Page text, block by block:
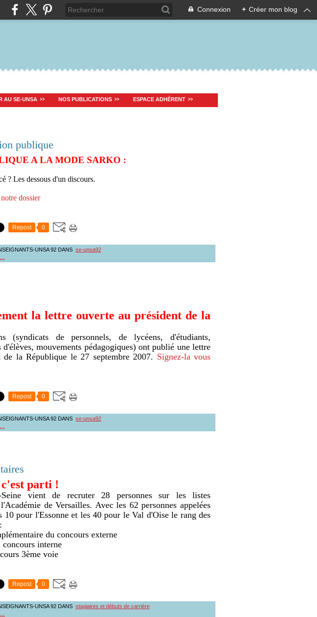
Connexion + Créer mon blog
AU SE-UNSA NOS PUBLICATIONS ESPACE ADHÉRENT
publique
A LA MODE SARKO :
? Les dessous d'un discours.
dossier
Repost 0
UNSA 92 DANS se-unsa92
la lettre ouverte au président de la
(syndicats de personnels, de lycéens, d'étudiants,
d'élèves, mouvements pédagogiques) ont publié une lettre
de la République le 27 septembre 2007. Signez-la vous
Repost 0
UNSA 92 DANS se-unsa92
parti !
vient de recruter 28 personnes sur les listes
de Versailles. Avec les 62 personnes appelées
10 pour l'Essonne et les 40 pour le Val d'Oise le rang des
du concours externe
interne
3ème voie
Repost 0
UNSA 92 DANS stagiaires et débuts de carrière